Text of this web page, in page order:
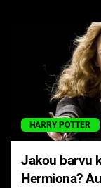
HARRY POTTER
Jakou barvu
Hermiona?